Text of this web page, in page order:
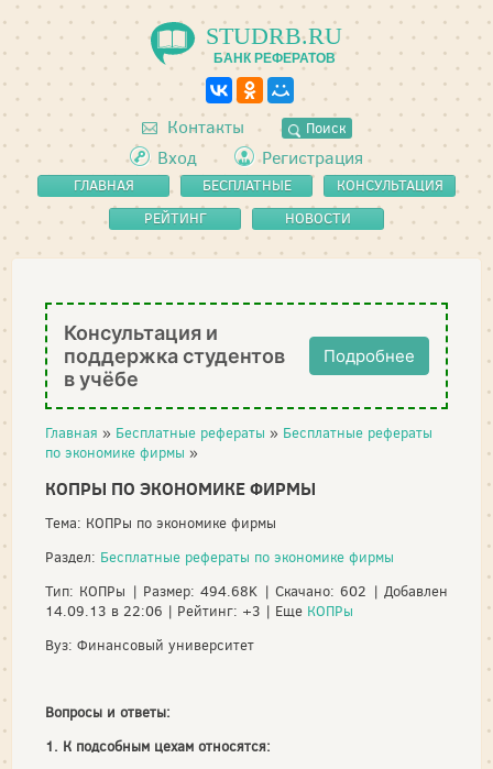
STUDRB.RU
БАНК РЕФЕРАТОВ
Контакты Поиск
Вход Регистрация
ГЛАВНАЯ
БЕСПЛАТНЫЕ
РЕФЕРАТЫ
КОНСУЛЬТАЦИЯ
РЕЙТИНГ
НОВОСТИ
Консультация и
поддержка студентов
в учёбе
Подробнее
Главная » Бесплатные рефераты » Бесплатные рефераты
по экономике фирмы »
КОПРЫ ПО ЭКОНОМИКЕ ФИРМЫ
Тема: КОПРы по экономике фирмы
Раздел: Бесплатные рефераты по экономике фирмы
Тип: КОПРы | Размер: 494.68K | Скачано: 602 | Добавлен
14.09.13 в 22:06 | Рейтинг: +3 | Еще КОПРы
Вуз: Финансовый университет
Вопросы и ответы:
1. К подсобным цехам относятся: